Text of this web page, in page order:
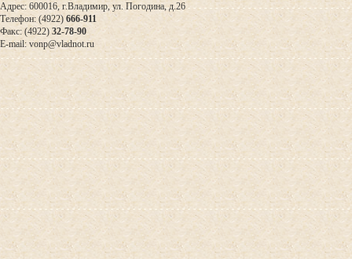
Адрес: 600016, г.Владимир, ул. Погодина, д.26
Телефон: (4922) 666-911
Факс: (4922)32-78-90
E-mail: vonp@vladnot.ru